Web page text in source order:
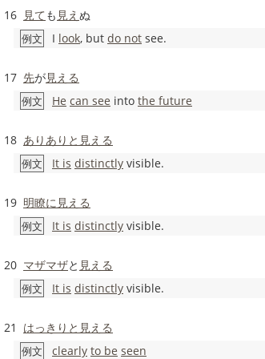
16 見て も 見え ぬ
例文 I look, but do not see.
17 先が見える
例文 He can see into the future
18 ありありと 見える
例文 It is distinctly visible.
19 明瞭に 見える
例文 It is distinctly visible.
20 マザマザと 見える
例文 It is distinctly visible.
21 はっきりと 見える
例文 clearly to be seen